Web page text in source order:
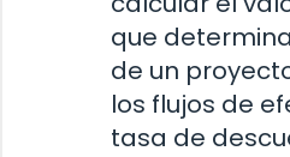
que
de un
los flujos de
tasa de